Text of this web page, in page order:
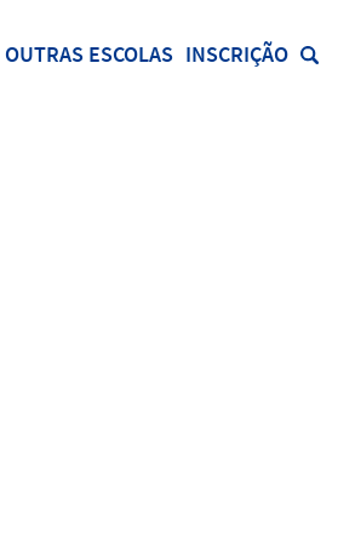
OUTRAS ESCOLAS INSCRIÇÃO